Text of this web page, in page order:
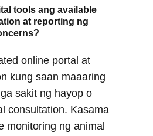
tools ang available
at reporting ng
online portal at
kung saan maaaring
sakit ng hayop o
consultation. Kasama
monitoring ng animal